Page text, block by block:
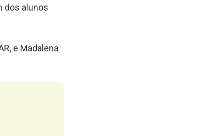
dos alunos
e Madalena